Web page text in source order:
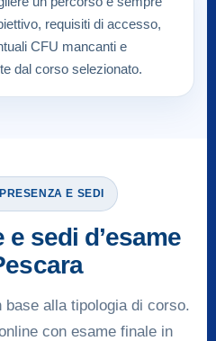
requisiti di accesso,
CFU mancanti e
dal corso selezionato.
E SEDI
sedi d’esame
base alla tipologia di corso.
con esame finale in